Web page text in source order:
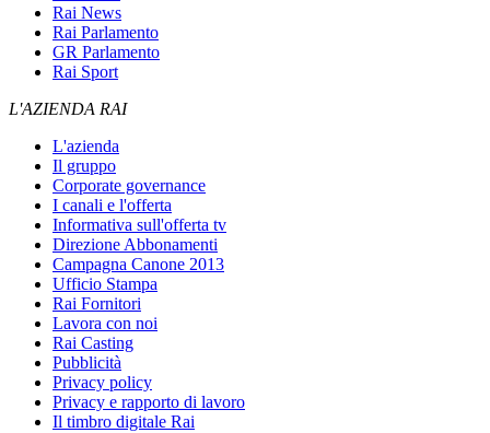
Rai News
Rai Parlamento
GR Parlamento
Rai Sport
L'AZIENDA RAI
L'azienda
Il gruppo
Corporate governance
I canali e l'offerta
Informativa sull'offerta tv
Direzione Abbonamenti
Campagna Canone 2013
Ufficio Stampa
Rai Fornitori
Lavora con noi
Rai Casting
Pubblicità
Privacy policy
Privacy e rapporto di lavoro
Il timbro digitale Rai